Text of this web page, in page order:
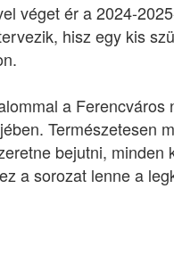
véget ér a 2024-
hisz egy kis
a Ferencváros
Természetesen
bejutni, minden
a sorozat lenne a